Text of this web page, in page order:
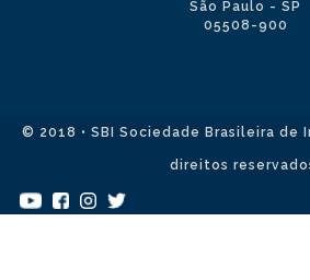
São Paulo - SP
05508-900
© 2018 • SBI Sociedade Brasileira de
direitos